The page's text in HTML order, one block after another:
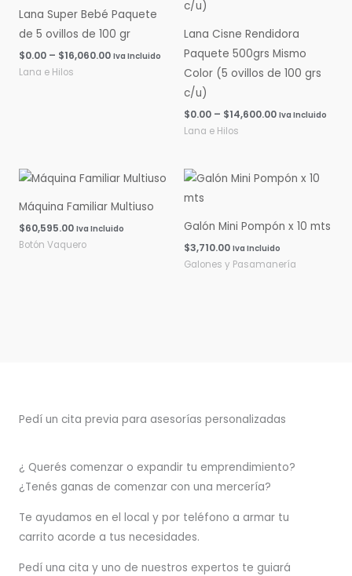
Lana Super Bebé Paquete
de 5 ovillos de 100 gr
$0.00 – $16,060.00
$16,060.00
Iva Incluido
Lana e Hilos
Lana Cisne Rendidora
Paquete 500grs Mismo
Color (5 ovillos de 100 grs
c/u)
$0.00 – $14,600.00 Iva Incluido
Lana e Hilos
Máquina Familiar Multiuso
$60,595.00 Iva Incluido
Botón Vaquero
Galón Mini Pompón x 10 mts
$3,710.00 Iva Incluido
Galones y Pasamanería
Pedí un cita previa para asesorías personalizadas
¿ Querés comenzar o expandir tu emprendimiento?
¿Tenés ganas de comenzar con una mercería?
Te ayudamos en el local y por teléfono a armar tu
carrito acorde a tus necesidades.
Pedí una cita y uno de nuestros expertos te guiará